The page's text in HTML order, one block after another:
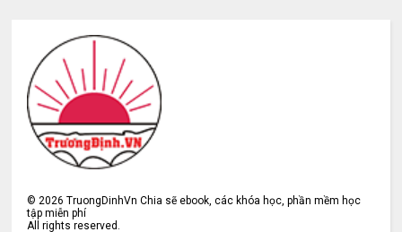
© 2026 TruongDinhVn Chia sẽ ebook, các khóa học, phần mềm học
tập miễn phí
All rights reserved.